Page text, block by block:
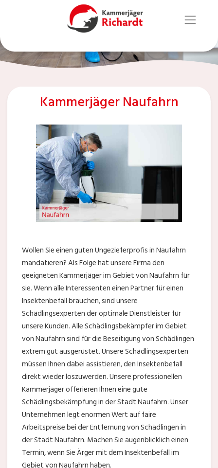
Kammerjäger Naufahrn
Wollen Sie einen guten Ungezieferprofis in Naufahrn
mandatieren? Als Folge hat unsere Firma den
geeigneten Kammerjäger im Gebiet von Naufahrn für
sie. Wenn alle Interessenten einen Partner für einen
Insektenbefall brauchen, sind unsere
Schädlingsexperten der optimale Dienstleister für
unsere Kunden. Alle Schädlingsbekämpfer im Gebiet
von Naufahrn sind für die Beseitigung von Schädlingen
extrem gut ausgerüstet. Unsere Schädlingsexperten
müssen Ihnen dabei assistieren, den Insektenbefall
direkt wieder loszuwerden. Unsere professionellen
Kammerjäger offerieren Ihnen eine gute
Schädlingsbekämpfung in der Stadt Naufahrn. Unser
Unternehmen legt enormen Wert auf faire
Arbeitspreise bei der Entfernung von Schädlingen in
der Stadt Naufahrn. Machen Sie augenblicklich einen
Termin, wenn Sie Ärger mit dem Insektenbefall im
Gebiet von Naufahrn haben.